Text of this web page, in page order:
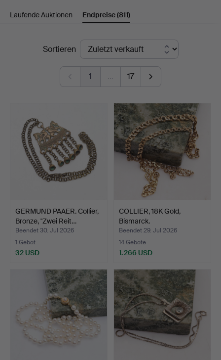
Norrköping
Laufende Auktionen Endpreise(811)
EndpreiseSortieren
1 … 17
GERMUND PAAER. Collier,
Bronze, "Zwei Reit…
Beendet 30. Jul 2026
1 Gebot
32 USD
COLLIER, 18K Gold,
Bismarck.
Gesamtgewicht…
Beendet 29. Jul 2026
14 Gebote
1.266 USD